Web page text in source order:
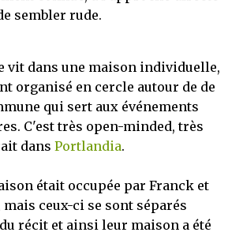
sembler rude.
vit dans une maison individuelle,
organisé en cercle autour de de
qui sert aux événements
C'est très open-minded, très
dans Portlandia.
était occupée par Franck et
mais ceux-ci se sont séparés
récit et ainsi leur maison a été